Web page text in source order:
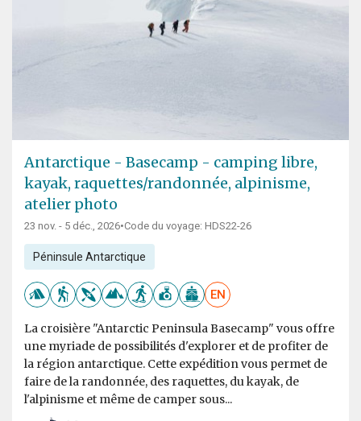
Antarctique - Basecamp - camping libre,
kayak, raquettes/randonnée, alpinisme,
atelier photo
23 nov. - 5 déc., 2026•Code du voyage: HDS22-26
Péninsule Antarctique
EN
La croisière "Antarctic Peninsula Basecamp" vous offre
une myriade de possibilités d'explorer et de profiter de
la région antarctique. Cette expédition vous permet de
faire de la randonnée, des raquettes, du kayak, de
l'alpinisme et même de camper sous...